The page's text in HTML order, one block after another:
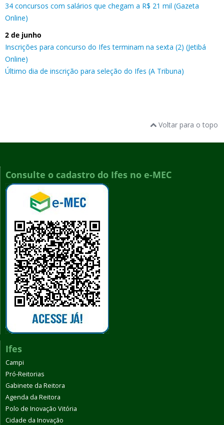
34 concursos com salários que chegam a R$ 21 mil (Gazeta
Online)
2 de junho
Inscrições para concurso do Ifes terminam na sexta (2) (Jetibá
Online)
Último dia de inscrição para seleção do Ifes (A Tribuna)
Voltar para o topo
Consulte o cadastro do Ifes no e-MEC
Ifes
Campi
Pró-Reitorias
Gabinete da Reitora
Agenda da Reitora
Polo de Inovação Vitória
Cidade da Inovação